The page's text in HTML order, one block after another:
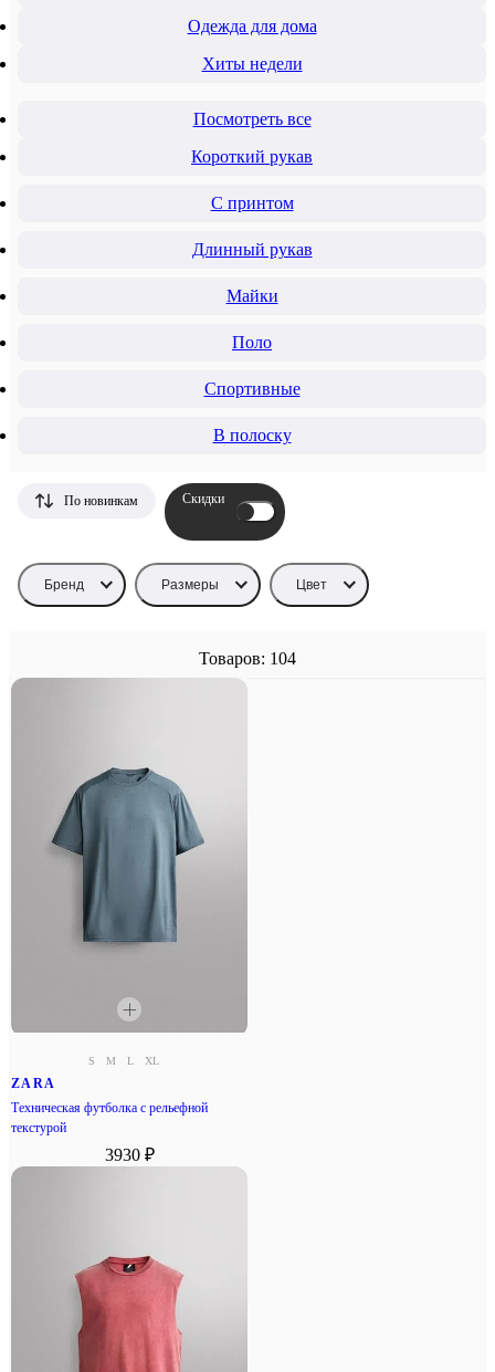
Одежда для дома
Хиты недели
Посмотреть все
Короткий рукав
С принтом
Длинный рукав
Майки
Поло
Спортивные
В полоску
Бренд Размеры Цвет
Товаров: 104
По новинкам Скидки
S M L XL
ZARA
Техническая футболка с рельефной
текстурой
3930 ₽